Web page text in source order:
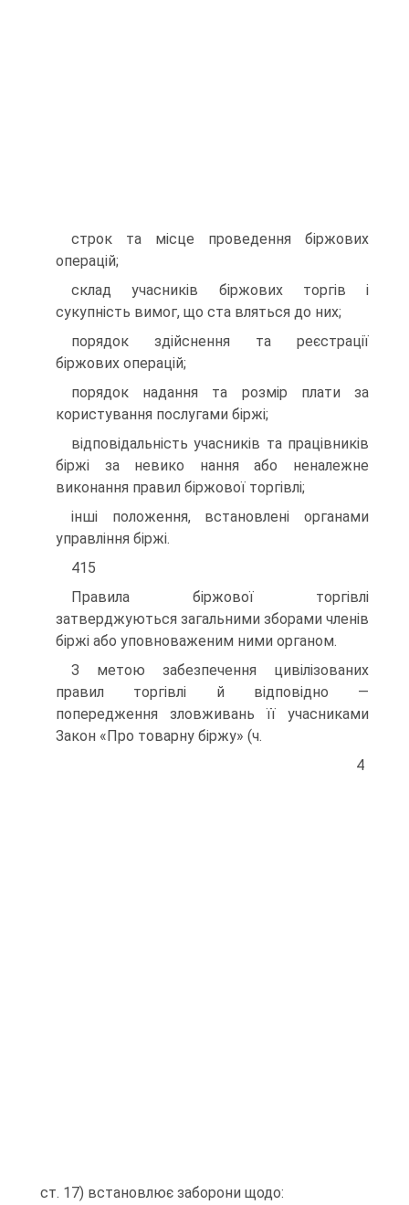
строк та місце проведення біржових
операцій;
склад учасників біржових торгів і
сукупність вимог, що ста вляться до них;
порядок здійснення та реєстрації
біржових операцій;
порядок надання та розмір плати за
користування послугами біржі;
відповідальність учасників та працівників
біржі за невико нання або неналежне
виконання правил біржової торгівлі;
інші положення, встановлені органами
управління біржі.
415
Правила біржової торгівлі
затверджуються загальними зборами членів
біржі або уповноваженим ними органом.
З метою забезпечення цивілізованих
правил торгівлі й відповідно —
попередження зловживань її учасниками
Закон «Про товарну біржу» (ч.
4
ст. 17) встановлює заборони щодо: